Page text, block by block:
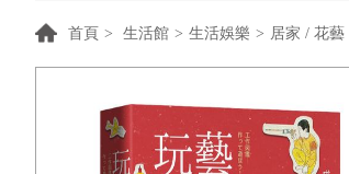
首頁 > 生活館 > 生活娛樂 > 居家 / 花藝